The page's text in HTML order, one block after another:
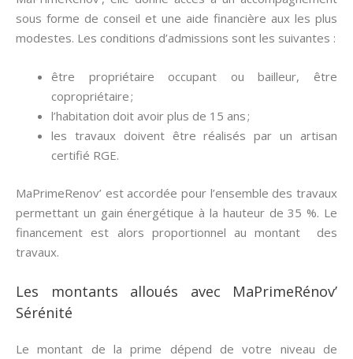
sous forme de conseil et une aide financière aux les plus
modestes. Les conditions d’admissions sont les suivantes :
être propriétaire occupant ou bailleur, être
copropriétaire ;
l’habitation doit avoir plus de 15 ans ;
les travaux doivent être réalisés par un artisan
certifié RGE.
MaPrimeRenov’ est accordée pour l’ensemble des travaux
permettant un gain énergétique à la hauteur de 35 %. Le
financement est alors proportionnel au montant des
travaux.
Les montants alloués avec MaPrimeRénov’
Sérénité
Le montant de la prime dépend de votre niveau de